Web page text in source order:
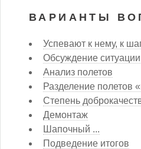
ВАРИАНТЫ
Успевают к нему, к
Обсуждение ситуации
Анализ полетов
Разделение полетов
Степень
Демонтаж
Шапочный ...
Подведение итогов